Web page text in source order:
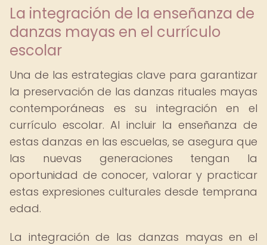
La integración de la enseñanza de
danzas mayas en el currículo
escolar
Una de las estrategias clave para garantizar
la preservación de las danzas rituales mayas
contemporáneas es su integración en el
currículo escolar. Al incluir la enseñanza de
estas danzas en las escuelas, se asegura que
las nuevas generaciones tengan la
oportunidad de conocer, valorar y practicar
estas expresiones culturales desde temprana
edad.
La integración de las danzas mayas en el